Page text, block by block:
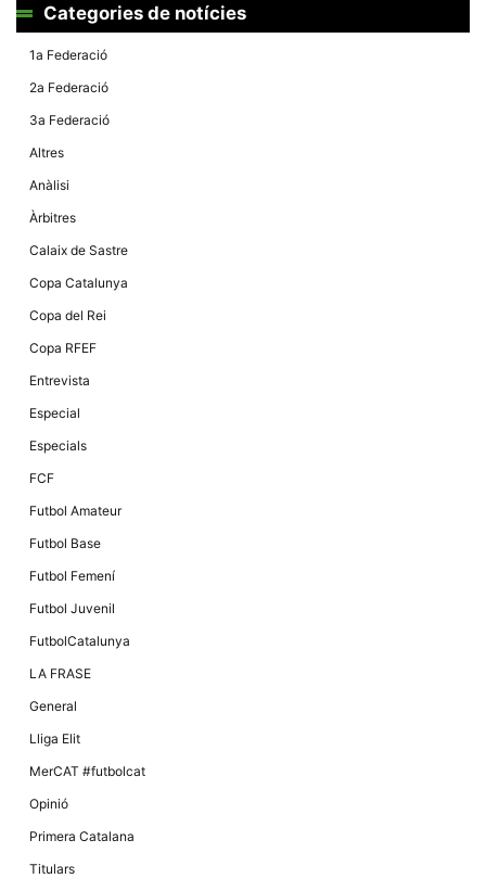
Categories de notícies
1a Federació
2a Federació
3a Federació
Altres
Anàlisi
Àrbitres
Calaix de Sastre
Copa Catalunya
Copa del Rei
Copa RFEF
Entrevista
Especial
Especials
FCF
Futbol Amateur
Futbol Base
Futbol Femení
Futbol Juvenil
FutbolCatalunya
LA FRASE
General
Lliga Elit
MerCAT #futbolcat
Opinió
Primera Catalana
Titulars
possible. Si